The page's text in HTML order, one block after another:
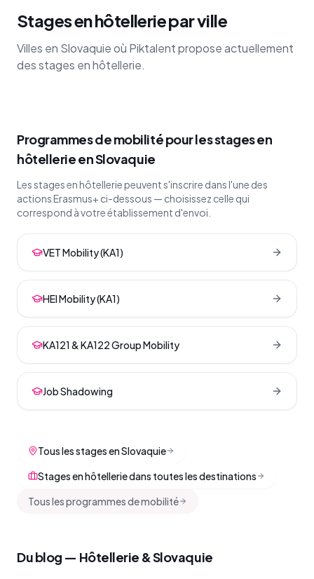
Stages en hôtellerie par ville
Villes en Slovaquie où Piktalent propose actuellement
des stages en hôtellerie.
Programmes de mobilité pour les stages en
hôtellerie en Slovaquie
Les stages en hôtellerie peuvent s'inscrire dans l'une des
actions Erasmus+ ci-dessous — choisissez celle qui
correspond à votre établissement d'envoi.
VET Mobility (KA1)
HEI Mobility (KA1)
KA121 & KA122 Group Mobility
Job Shadowing
Tous les stages en Slovaquie
Stages en hôtellerie dans toutes les destinations
Tous les programmes de mobilité
Du blog — Hôtellerie & Slovaquie